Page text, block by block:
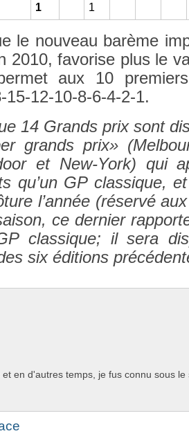
1 1
le nouveau barème
2010, favor­ise plus le
aux 10
15-12-10-8-6-4-2-1.
14 Grands prix sont
grands prix»
et New-York) qui
qu’un GP clas­sique,
l’année (réservé
ce de­rni­er
clas­sique; il sera
six édi­tions
en d'aut­res temps, je fus connu sous le